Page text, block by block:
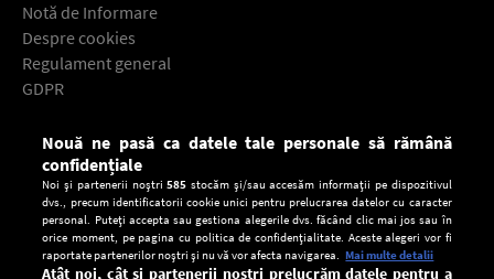
Notă de Informare
Despre cookies
Regulament general
GDPR
Descarcă gratuit aplicaţia Europa FM pentru smartphone:
Nouă ne pasă ca datele tale personale să rămână
confidențiale
Noi și partenerii noștri585 stocăm și/sau accesăm informații pe dispozitivul
dvs., precum identificatorii cookie unici pentru prelucrarea datelor cu caracter
personal. Puteți accepta sau gestiona alegerile dvs. făcând clic mai jos sau în
orice moment, pe pagina cu politica de confidențialitate. Aceste alegeri vor fi
raportate partenerilor noștri și nu vă vor afecta navigarea. Mai multe detalii
Atât noi, cât și partenerii noștri prelucrăm datele pentru a